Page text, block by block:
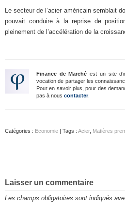
Le secteur de l’acier américain semblait
pouvait conduire à la reprise de
pleinement de l’accélération de la
Finance de Marché est un site
vocation de partager les
Pour en savoir plus, pour des
pas à nous contacter.
Catégories : Economie | Tags : Acier, Matières
Laisser un commentaire
Les champs obligatoires sont indiqués